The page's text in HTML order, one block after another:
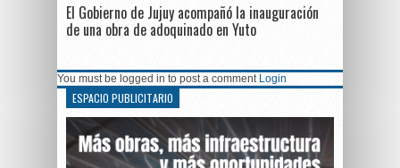
El Gobierno de Jujuy acompañó la inauguración
de una obra de adoquinado en Yuto
You must be logged in to post a comment Login
ESPACIO PUBLICITARIO